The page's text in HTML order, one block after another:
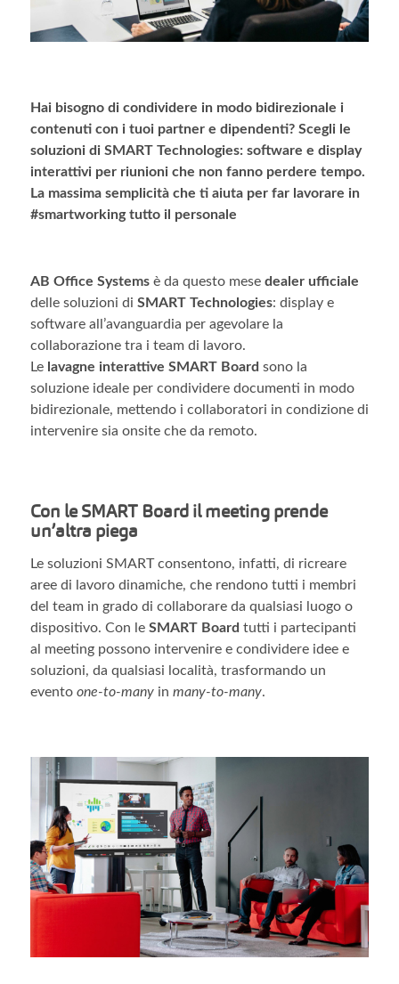
Hai bisogno di condividere in modo bidirezionale i
contenuti con i tuoi partner e dipendenti? Scegli le
soluzioni di SMART Technologies: software e display
interattivi per riunioni che non fanno perdere tempo.
La massima semplicità che ti aiuta per far lavorare in
#smartworking tutto il personale
AB Office Systemsè da questo mese dealer ufficiale
delle soluzioni di SMART Technologies: display e
software all’avanguardia per agevolare la
collaborazione tra i team di lavoro.
Le lavagne interattive SMART Board sono la
soluzione ideale per condividere documenti in modo
bidirezionale, mettendo i collaboratori in condizione di
intervenire sia onsite che da remoto.
Con le SMART Board il meeting prende
un’altra piega
Le soluzioni SMART consentono, infatti, di ricreare
aree di lavoro dinamiche, che rendono tutti i membri
del team in grado di collaborare da qualsiasi luogo o
dispositivo. Con le SMART Board tutti i partecipanti
al meeting possono intervenire e condividere idee e
soluzioni, da qualsiasi località, trasformando un
evento one-to-manyin many-to-many.